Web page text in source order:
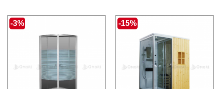
0
sao
0
sao
-3% -15%